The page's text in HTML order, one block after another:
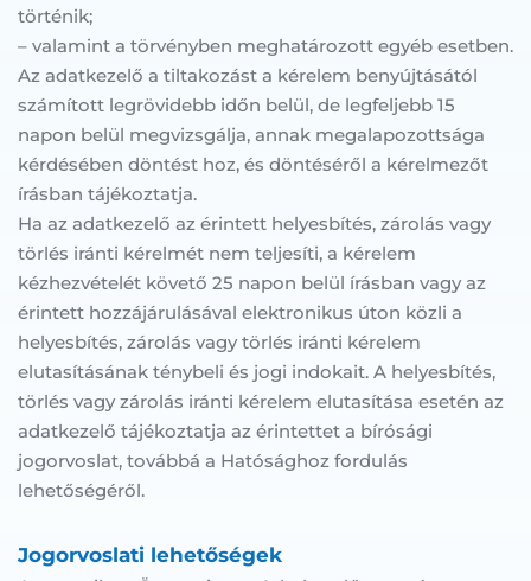
történik;
– valamint a törvényben meghatározott egyéb esetben.
Az adatkezelő a tiltakozást a kérelem benyújtásától
számított legrövidebb időn belül, de legfeljebb 15
napon belül megvizsgálja, annak megalapozottsága
kérdésében döntést hoz, és döntéséről a kérelmezőt
írásban tájékoztatja.
Ha az adatkezelő az érintett helyesbítés, zárolás vagy
törlés iránti kérelmét nem teljesíti, a kérelem
kézhezvételét követő 25 napon belül írásban vagy az
érintett hozzájárulásával elektronikus úton közli a
helyesbítés, zárolás vagy törlés iránti kérelem
elutasításának ténybeli és jogi indokait. A helyesbítés,
törlés vagy zárolás iránti kérelem elutasítása esetén az
adatkezelő tájékoztatja az érintettet a bírósági
jogorvoslat, továbbá a Hatósághoz fordulás
lehetőségéről.
Jogorvoslati lehetőségek